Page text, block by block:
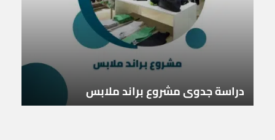
دراسة جدوى مشروع براند ملابس